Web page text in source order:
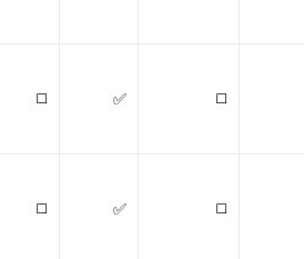
◻️ ✅ ◻️
◻️ ✅ ◻️